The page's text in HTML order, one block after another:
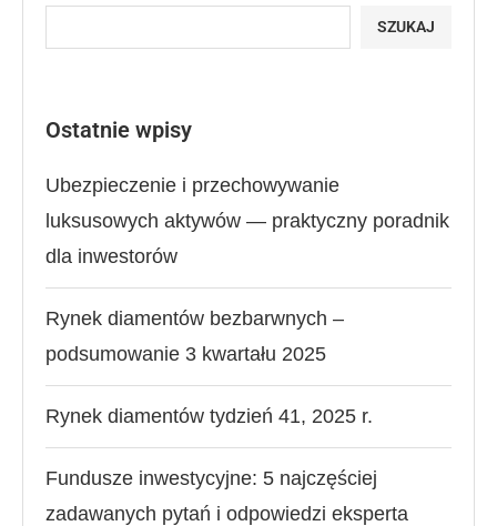
SZUKAJ
Ostatnie wpisy
Ubezpieczenie i przechowywanie
luksusowych aktywów — praktyczny poradnik
dla inwestorów
Rynek diamentów bezbarwnych –
podsumowanie 3 kwartału 2025
Rynek diamentów tydzień 41, 2025 r.
Fundusze inwestycyjne: 5 najczęściej
zadawanych pytań i odpowiedzi eksperta